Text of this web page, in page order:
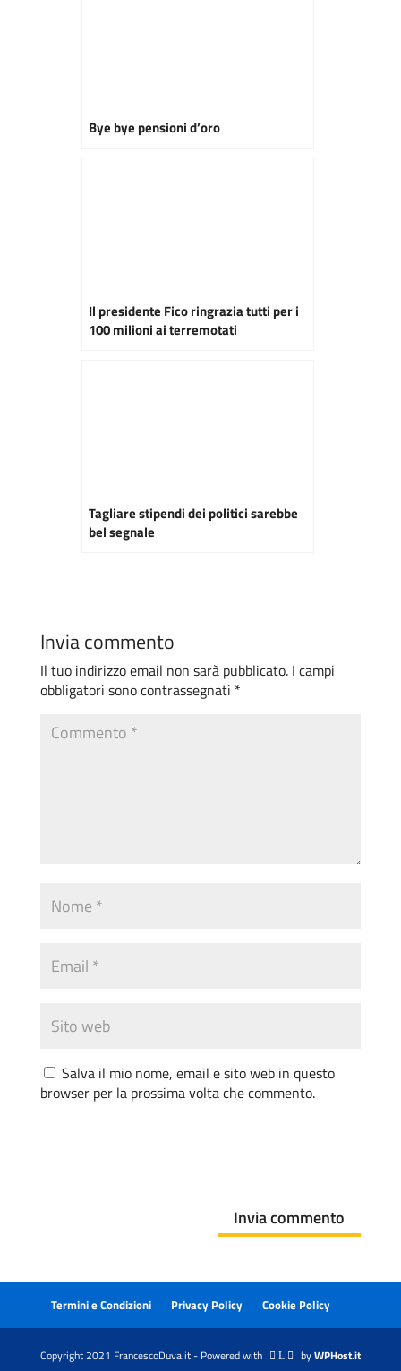
Bye bye pensioni d’oro
Il presidente Fico ringrazia tutti per i
100 milioni ai terremotati
Tagliare stipendi dei politici sarebbe
bel segnale
Invia commento
Il tuo indirizzo email non sarà pubblicato. I campi
obbligatori sono contrassegnati *
Salva il mio nome, email e sito web in questo
browser per la prossima volta che commento.
Invia commento
Termini e Condizioni Privacy Policy Cookie Policy
Copyright 2021 FrancescoDuva.it - Powered with  L  byWPHost.it